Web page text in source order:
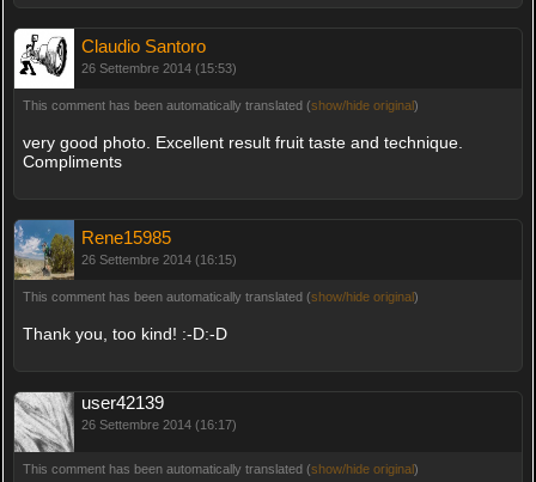
Claudio Santoro
26 Settembre 2014 (15:53)
This comment has been automatically translated (show/hide original)
very good photo. Excellent result fruit taste and technique.
Compliments
Rene15985
26 Settembre 2014 (16:15)
This comment has been automatically translated (show/hide original)
Thank you, too kind! :-D:-D
user42139
26 Settembre 2014 (16:17)
This comment has been automatically translated (show/hide original)